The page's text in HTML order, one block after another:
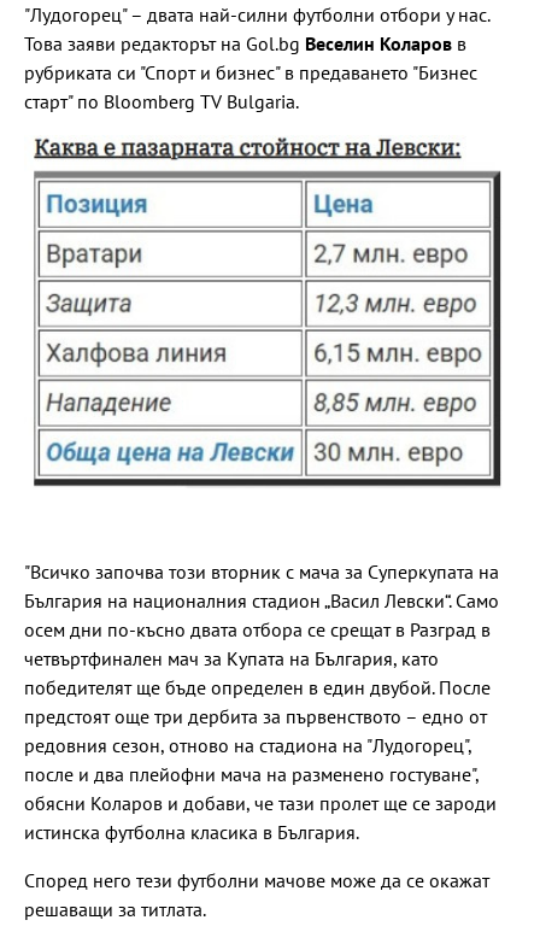
"Лудогорец" – двата най-силни футболни отбори у нас.
Това заяви редакторът на Gol.bg Веселин Коларов в
рубриката си "Спорт и бизнес" в предаването "Бизнес
старт" по Bloomberg TV Bulgaria.
"Всичко започва този вторник с мача за Суперкупата на
България на националния стадион „Васил Левски“. Само
осем дни по-късно двата отбора се срещат в Разград в
четвъртфинален мач за Купата на България, като
победителят ще бъде определен в един двубой. После
предстоят още три дербита за първенството – едно от
редовния сезон, отново на стадиона на "Лудогорец",
после и два плейофни мача на разменено гостуване",
обясни Коларов и добави, че тази пролет ще се зароди
истинска футболна класика в България.
Според него тези футболни мачове може да се окажат
решаващи за титлата.